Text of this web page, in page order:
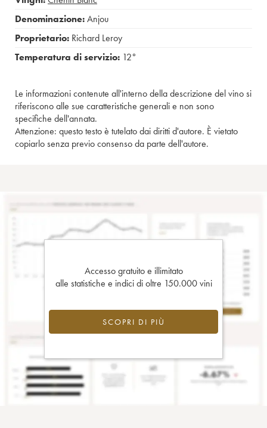
Denominazione:Anjou
Proprietario: Richard Leroy
Temperatura di servizio: 12°
Le informazioni contenute all'interno della descrizione del vino si
riferiscono alle sue caratteristiche generali e non sono
specifiche dell'annata.
Attenzione: questo testo è tutelato dai diritti d'autore. È vietato
copiarlo senza previo consenso da parte dell'autore.
Accesso gratuito e illimitato
alle statistiche e indici di oltre 150.000 vini
SCOPRI DI PIÙ